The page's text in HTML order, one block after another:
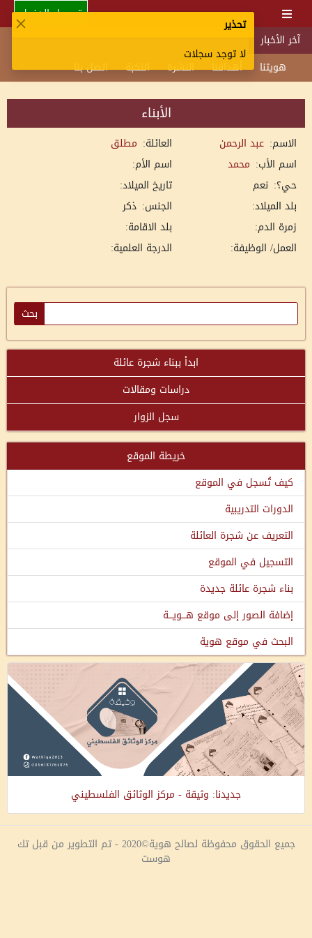
تسجيل الدخول
آخر الأخبار
هويتنا
أهدافنا النشرة النكبة اتصل بنا
الأبناء
الاسم: عبد الرحمن العائلة: مطلق
اسم الأب: محمد
اسم الأم:
حي؟: نعم
تاريخ الميلاد:
بلد الميلاد:
الجنس: ذكر
زمرة الدم:
بلد الاقامة:
العمل/ الوظيفة:
الدرجة العلمية:
ابدأ ببناء شجرة عائلة
دراسات ومقالات
سجل الزوار
خريطة الموقع
كيف تُسجل في الموقع
الدورات التدريبية
التعريف عن شجرة العائلة
التسجيل في الموقع
بناء شجرة عائلة جديدة
إضافة الصور إلى موقع هـــويـــة
البحث في موقع هوية
جديدنا: وثيقة - مركز الوثائق الفلسطيني
جميع الحقوق محفوظة لصالح هوية©2020 - تم التطوير من قبل تك
هوست
تحذير
لا توجد سجلات